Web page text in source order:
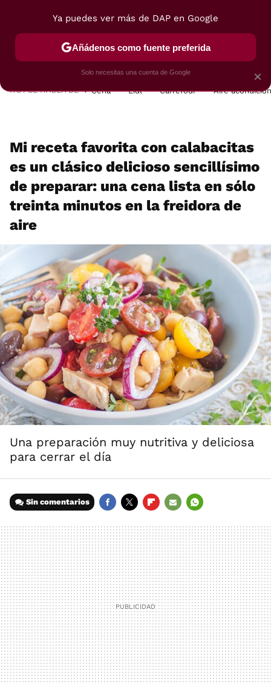
POSTRES VIAJES SELECCIÓN VEGUI
HOY SE HABLA DE Cena Lidl Carrefour Aire
Mi receta favorita con calabacitas
es un clásico delicioso sencillísimo
de preparar: una cena lista en sólo
treinta minutos en la freidora de
aire
Una preparación muy nutritiva y deliciosa
para cerrar el día
Sin comentarios
MAIL
×
Ya puedes ver más de DAP en Google
Añádenos como fuente preferida
Solo necesitas una cuenta de Google